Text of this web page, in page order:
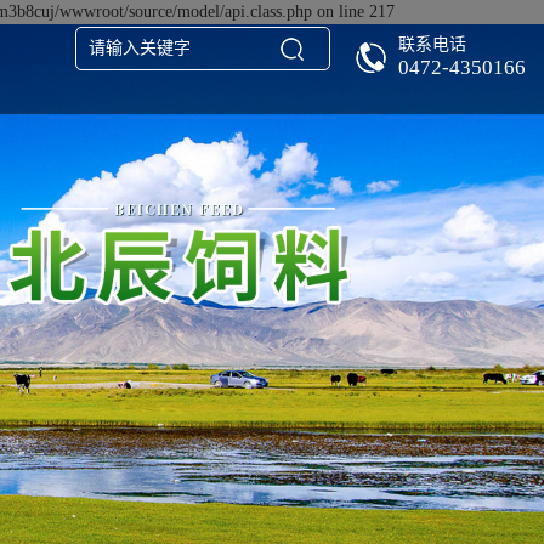
wwwroot/source/model/api.class.php on line 217
联系电话
0472-4350166